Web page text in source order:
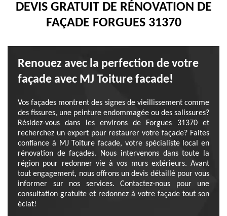
DEVIS GRATUIT DE RÉNOVATION DE
FAÇADE FORGUES 31370
Renouez avec la perfection de votre
façade avec MJ Toiture facade!
Vos façades montrent des signes de vieillissement comme
des fissures, une peinture endommagée ou des salissures?
Résidez-vous dans les environs de Forgues 31370 et
recherchez un expert pour restaurer votre façade? Faites
confiance à MJ Toiture facade, votre spécialiste local en
rénovation de façades. Nous intervenons dans toute la
région pour redonner vie à vos murs extérieurs. Avant
tout engagement, nous offrons un devis détaillé pour vous
informer sur nos services. Contactez-nous pour une
consultation gratuite et redonnez à votre façade tout son
éclat!